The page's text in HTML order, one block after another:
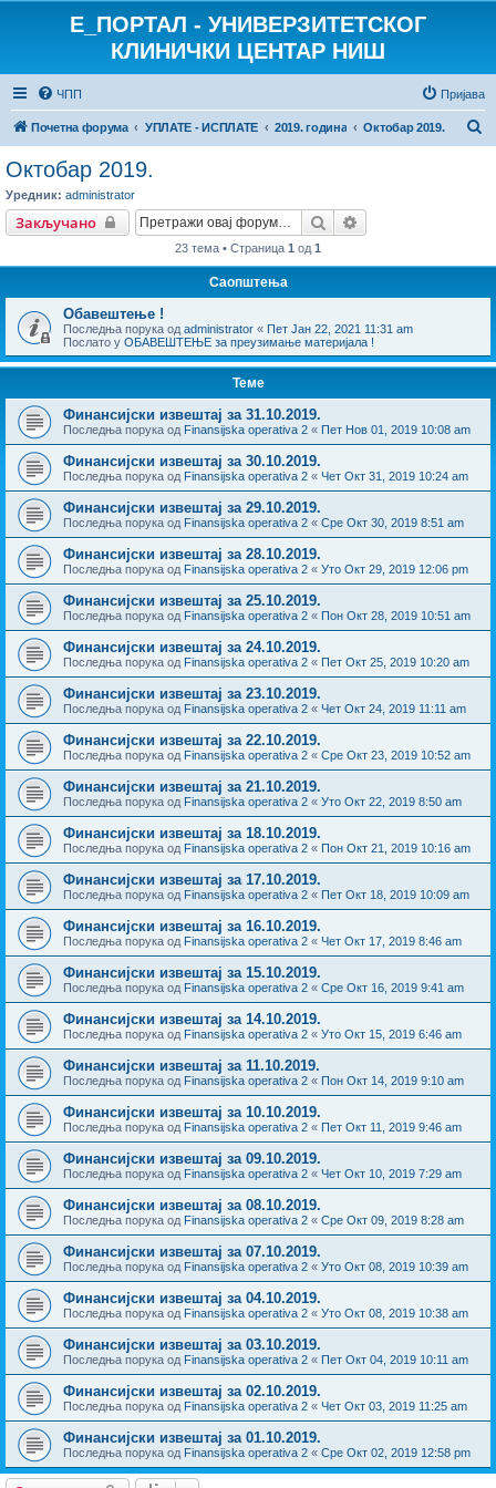
E_ПОРТАЛ - УНИВЕРЗИТЕТСКОГ
КЛИНИЧКИ ЦЕНТАР НИШ
ЧПП Пријава
Почетна форума УПЛАТЕ - ИСПЛАТЕ 2019. година Октобар 2019.
Октобар 2019.
Уредник: administrator
Закључано Претрага
23 тема • Страница 1 од 1
Саопштења
Обавештење !
Последња порука од administrator « Пет Јан 22, 2021 11:31 am
Послато у ОБАВЕШТЕЊЕ за преузимање материјала !
Теме
Финансијски извештај за 31.10.2019.
Последња порука од Finansijska operativa 2 « Пет Нов 01, 2019 10:08 am
Финансијски извештај за 30.10.2019.
Последња порука од Finansijska operativa 2 « Чет Окт 31, 2019 10:24 am
Финансијски извештај за 29.10.2019.
Последња порука од Finansijska operativa 2 « Сре Окт 30, 2019 8:51 am
Финансијски извештај за 28.10.2019.
Последња порука од Finansijska operativa 2 « Уто Окт 29, 2019 12:06 pm
Финансијски извештај за 25.10.2019.
Последња порука од Finansijska operativa 2 « Пон Окт 28, 2019 10:51 am
Финансијски извештај за 24.10.2019.
Последња порука од Finansijska operativa 2 « Пет Окт 25, 2019 10:20 am
Финансијски извештај за 23.10.2019.
Последња порука од Finansijska operativa 2 « Чет Окт 24, 2019 11:11 am
Финансијски извештај за 22.10.2019.
Последња порука од Finansijska operativa 2 « Сре Окт 23, 2019 10:52 am
Финансијски извештај за 21.10.2019.
Последња порука од Finansijska operativa 2 « Уто Окт 22, 2019 8:50 am
Финансијски извештај за 18.10.2019.
Последња порука од Finansijska operativa 2 « Пон Окт 21, 2019 10:16 am
Финансијски извештај за 17.10.2019.
Последња порука од Finansijska operativa 2 « Пет Окт 18, 2019 10:09 am
Финансијски извештај за 16.10.2019.
Последња порука од Finansijska operativa 2 « Чет Окт 17, 2019 8:46 am
Финансијски извештај за 15.10.2019.
Последња порука од Finansijska operativa 2 « Сре Окт 16, 2019 9:41 am
Финансијски извештај за 14.10.2019.
Последња порука од Finansijska operativa 2 « Уто Окт 15, 2019 6:46 am
Финансијски извештај за 11.10.2019.
Последња порука од Finansijska operativa 2 « Пон Окт 14, 2019 9:10 am
Финансијски извештај за 10.10.2019.
Последња порука од Finansijska operativa 2 « Пет Окт 11, 2019 9:46 am
Финансијски извештај за 09.10.2019.
Последња порука од Finansijska operativa 2 « Чет Окт 10, 2019 7:29 am
Финансијски извештај за 08.10.2019.
Последња порука од Finansijska operativa 2 « Сре Окт 09, 2019 8:28 am
Финансијски извештај за 07.10.2019.
Последња порука од Finansijska operativa 2 « Уто Окт 08, 2019 10:39 am
Финансијски извештај за 04.10.2019.
Последња порука од Finansijska operativa 2 « Уто Окт 08, 2019 10:38 am
Финансијски извештај за 03.10.2019.
Последња порука од Finansijska operativa 2 « Пет Окт 04, 2019 10:11 am
Финансијски извештај за 02.10.2019.
Последња порука од Finansijska operativa 2 « Чет Окт 03, 2019 11:25 am
Финансијски извештај за 01.10.2019.
Последња порука од Finansijska operativa 2 « Сре Окт 02, 2019 12:58 pm